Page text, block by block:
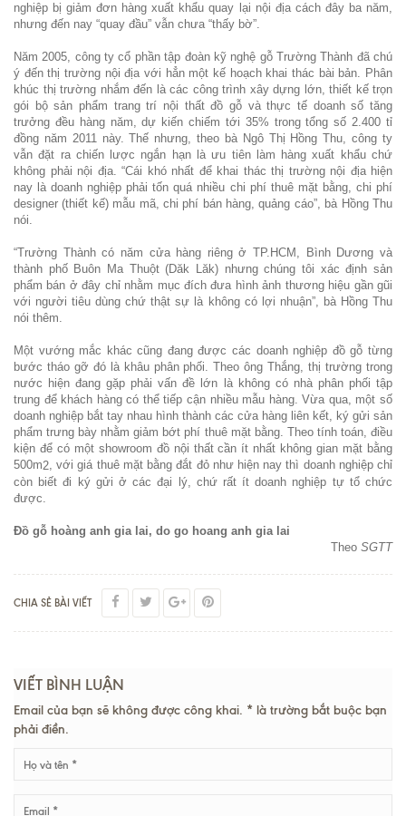
nghiệp bị giảm đơn hàng xuất khẩu quay lại nội địa cách đây ba năm,
nhưng đến nay “quay đầu” vẫn chưa “thấy bờ”.
Năm 2005, công ty cổ phần tập đoàn kỹ nghệ gỗ Trường Thành đã chú
ý đến thị trường nội địa với hẳn một kế hoạch khai thác bài bản. Phân
khúc thị trường nhắm đến là các công trình xây dựng lớn, thiết kế trọn
gói bộ sản phẩm trang trí nội thất đồ gỗ và thực tế doanh số tăng
trưởng đều hàng năm, dự kiến chiếm tới 35% trong tổng số 2.400 tỉ
đồng năm 2011 này. Thế nhưng, theo bà Ngô Thị Hồng Thu, công ty
vẫn đặt ra chiến lược ngắn hạn là ưu tiên làm hàng xuất khẩu chứ
không phải nội địa. “Cái khó nhất để khai thác thị trường nội địa hiện
nay là doanh nghiệp phải tốn quá nhiều chi phí thuê mặt bằng, chi phí
designer (thiết kế) mẫu mã, chi phí bán hàng, quảng cáo”, bà Hồng Thu
nói.
“Trường Thành có năm cửa hàng riêng ở TP.HCM, Bình Dương và
thành phố Buôn Ma Thuột (Dăk Lăk) nhưng chúng tôi xác định sản
phẩm bán ở đây chỉ nhằm mục đích đưa hình ảnh thương hiệu gần gũi
với người tiêu dùng chứ thật sự là không có lợi nhuận”, bà Hồng Thu
nói thêm.
Một vướng mắc khác cũng đang được các doanh nghiệp đồ gỗ từng
bước tháo gỡ đó là khâu phân phối. Theo ông Thắng, thị trường trong
nước hiện đang gặp phải vấn đề lớn là không có nhà phân phối tập
trung để khách hàng có thể tiếp cận nhiều mẫu hàng. Vừa qua, một số
doanh nghiệp bắt tay nhau hình thành các cửa hàng liên kết, ký gửi sản
phẩm trưng bày nhằm giảm bớt phí thuê mặt bằng. Theo tính toán, điều
kiện để có một showroom đồ nội thất cần ít nhất không gian mặt bằng
500m2, với giá thuê mặt bằng đắt đỏ như hiện nay thì doanh nghiệp chỉ
còn biết đi ký gửi ở các đại lý, chứ rất ít doanh nghiệp tự tổ chức
được.
Đồ gỗ hoàng anh gia lai, do go hoang anh gia lai
Theo SGTT
CHIA SẺ BÀI VIẾT
VIẾT BÌNH LUẬN
Email của bạn sẽ không được công khai. * là trường bắt buộc bạn
phải điền.